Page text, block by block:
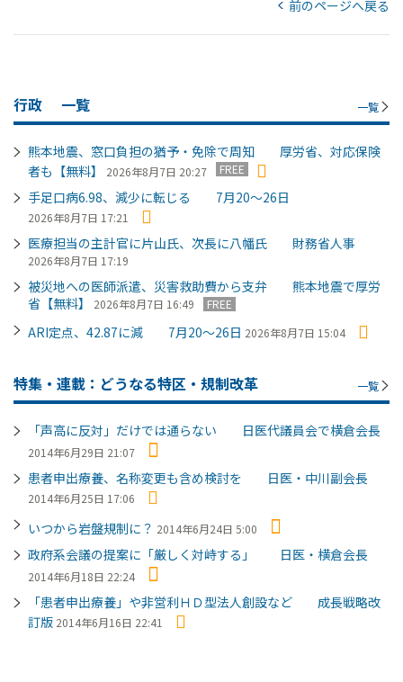
前のページへ戻る
行政 一覧 一覧
熊本地震、窓口負担の猶予・免除で周知 厚労省、対応保険
者も【無料】
2026年8月7日 20:27 FREE
手足口病6.98、減少に転じる 7月20～26日
2026年8月7日 17:21
医療担当の主計官に片山氏、次長に八幡氏 財務省人事
2026年8月7日 17:19
被災地への医師派遣、災害救助費から支弁 熊本地震で厚労
省【無料】
2026年8月7日 16:49 FREE
ARI定点、42.87に減 7月20～26日 2026年8月7日 15:04
特集・連載：どうなる特区・規制改革 一覧
「声高に反対」だけでは通らない 日医代議員会で横倉会長
2014年6月29日 21:07
患者申出療養、名称変更も含め検討を 日医・中川副会長
2014年6月25日 17:06
いつから岩盤規制に？ 2014年6月24日 5:00
政府系会議の提案に「厳しく対峙する」 日医・横倉会長
2014年6月18日 22:24
「患者申出療養」や非営利ＨＤ型法人創設など 成長戦略改
訂版 2014年6月16日 22:41